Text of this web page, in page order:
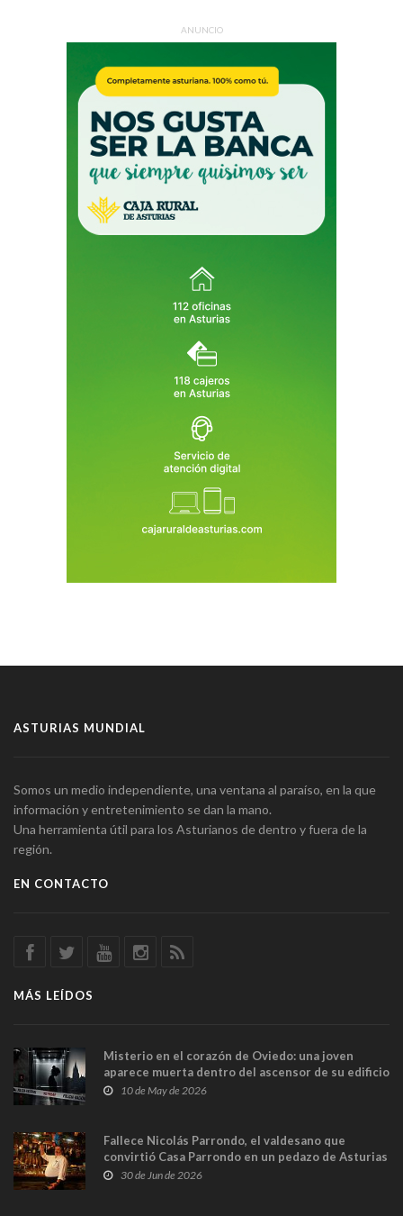
ANUNCIO
ASTURIAS MUNDIAL
Somos un medio independiente, una ventana al paraíso, en la que
información y entretenimiento se dan la mano.
Una herramienta útil para los Asturianos de dentro y fuera de la
región.
EN CONTACTO
MÁS LEÍDOS
Misterio en el corazón de Oviedo: una joven
aparece muerta dentro del ascensor de su edificio
y las cámaras captan sus últimos minutos
10 de May de 2026
Fallece Nicolás Parrondo, el valdesano que
convirtió Casa Parrondo en un pedazo de Asturias
en Madrid
30 de Jun de 2026